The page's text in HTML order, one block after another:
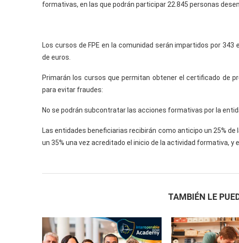
formativas, en las que podrán participar 22.845 personas
Los cursos de FPE en la comunidad serán impartidos por
de euros.
Primarán los cursos que permitan obtener el certificado de
para evitar fraudes:
No se podrán subcontratar las acciones formativas por la
Las entidades beneficiarias recibirán como anticipo un 25%
un 35% una vez acreditado el inicio de la actividad formativa,
TAMBIÉN LE